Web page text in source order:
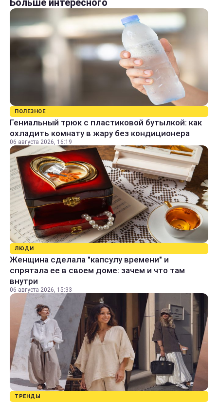
Больше интересного
ПОЛЕЗНОЕ
Гениальный трюк с пластиковой бутылкой: как
охладить комнату в жару без кондиционера
06 августа 2026, 16:19
ЛЮДИ
Женщина сделала "капсулу времени" и
спрятала ее в своем доме: зачем и что там
внутри
06 августа 2026, 15:33
ТРЕНДЫ